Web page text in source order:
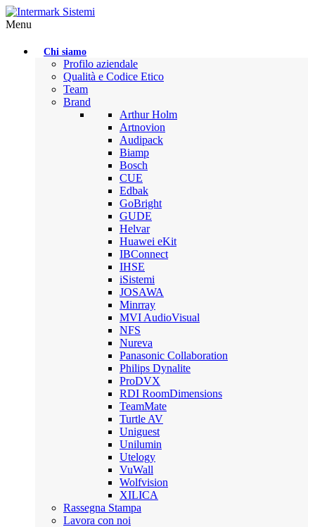
Menu
Chi siamo
Profilo aziendale
Qualità e Codice Etico
Team
Brand
Arthur Holm
Artnovion
Audipack
Biamp
Bosch
CUE
Edbak
GoBright
GUDE
Helvar
Huawei eKit
IBConnect
IHSE
iSistemi
JOSAWA
Minrray
MVI AudioVisual
NFS
Nureva
Panasonic Collaboration
Philips Dynalite
ProDVX
RDI RoomDimensions
TeamMate
Turtle AV
Uniguest
Unilumin
Utelogy
VuWall
Wolfvision
XILICA
Rassegna Stampa
Lavora con noi